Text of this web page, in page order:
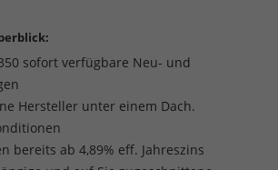
sofort verfügbare Neu- und
Hersteller unter einem Dach.
bereits ab 4,89% eff. Jahreszins